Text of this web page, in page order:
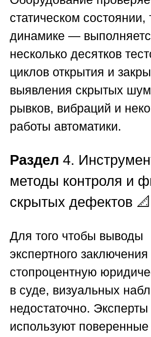
статическом состоянии,
динамике —
несколько десятков
циклов открытия и
выявления скрытых
рывков, вибраций и
работы автоматики.
Раздел 4.
методы контроля и
скрытых дефектов 📐
Для того чтобы выводы
экспертного
стопроцентную
в суде, визуальных
недостаточно. Эксперты
используют